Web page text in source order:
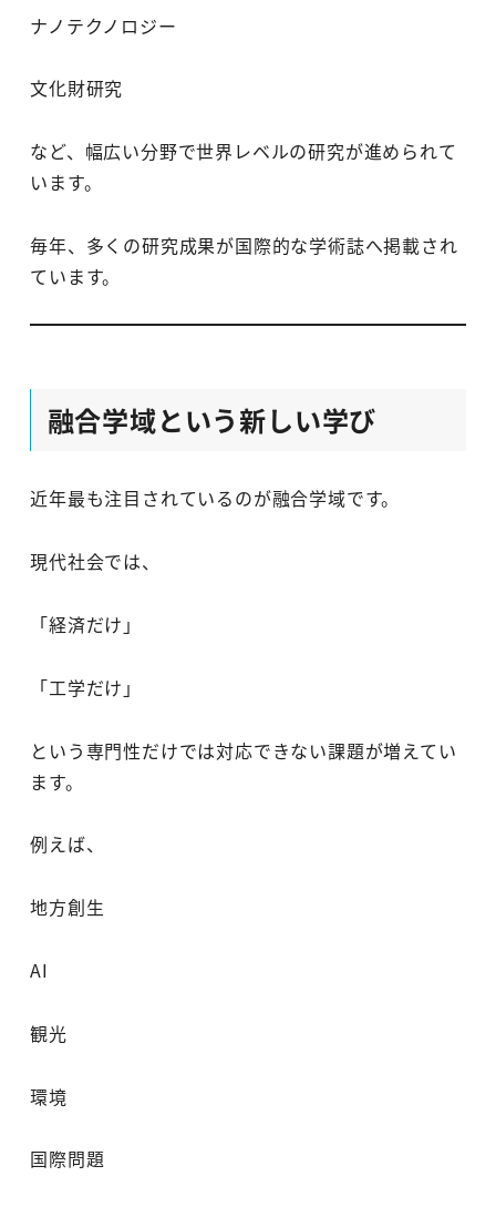
ナノテクノロジー
文化財研究
など、幅広い分野で世界レベルの研究が進められて
います。
毎年、多くの研究成果が国際的な学術誌へ掲載され
ています。
融合学域という新しい学び
近年最も注目されているのが融合学域です。
現代社会では、
「経済だけ」
「工学だけ」
という専門性だけでは対応できない課題が増えてい
ます。
例えば、
地方創生
AI
観光
環境
国際問題